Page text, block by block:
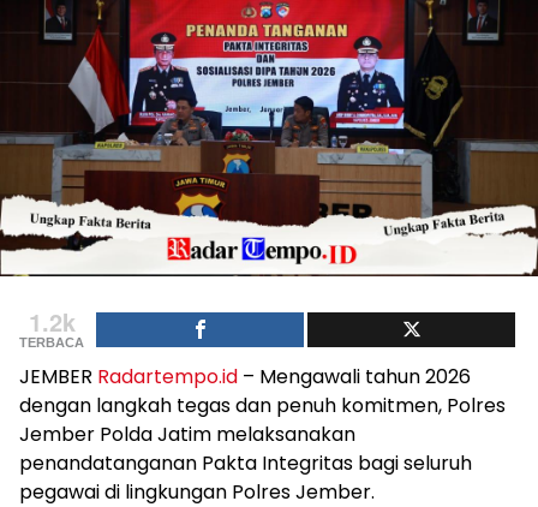
1.2k
TERBACA
JEMBER Radartempo.id – Mengawali tahun 2026
dengan langkah tegas dan penuh komitmen, Polres
Jember Polda Jatim melaksanakan
penandatanganan Pakta Integritas bagi seluruh
pegawai di lingkungan Polres Jember.